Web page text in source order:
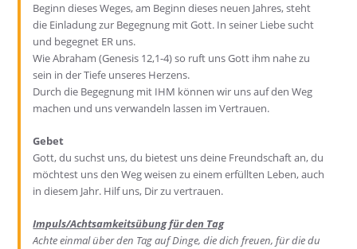
Beginn diesesWeges, am Beginn dieses neuen Jahres, steht
die Einladung zur Begegnung mit Gott. In seiner Liebe sucht
und begegnet ER uns.
Wie Abraham (Genesis 12,1-4) so ruft uns Gott ihm nahe zu
sein in der Tiefe unseres Herzens.
Durch die Begegnung mit IHM können wir unsauf den Weg
machen und unsverwandeln lassen im Vertrauen.
Gebet
Gott, du suchst uns, du bietest uns deine Freundschaft an, du
möchtest uns den Weg weisen zu einem erfüllten Leben, auch
in diesem Jahr. Hilf uns, Dir zu vertrauen.
Impuls/Achtsamkeitsübung für den Tag
Achteeinmalüber den Tag auf Dinge, die dich freuen, für die du